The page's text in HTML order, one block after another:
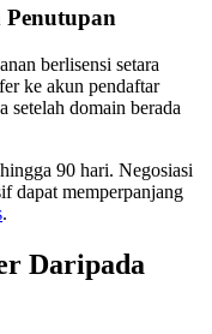
berlisensi setara
ke akun pendaftar
setelah domain berada
90 hari. Negosiasi
dapat memperpanjang
.
Daripada